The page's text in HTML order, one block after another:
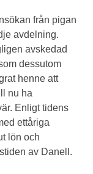
från pigan
avdelning.
avskedad
dessutom
henne att
nu ha
Enligt tidens
ettåriga
lön och
av Danell.